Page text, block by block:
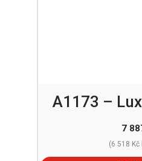
A1173 –
7
(6 518 Kč